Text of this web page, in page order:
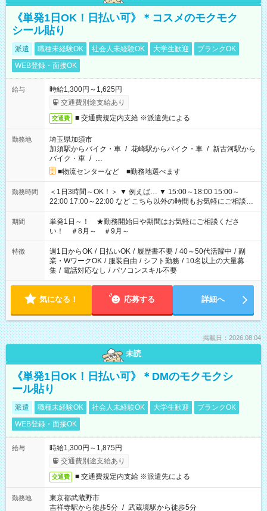
《単発1日OK！日払い可》＊コスメのモクモク
シール貼り
派遣 職種未経験OK 社会人未経験OK 大学生歓迎
ブランクOK
WEB登録・面接OK
給与
時給1,300円～1,625円
交通費別途支給あり
交通費 ■ 交通費規定内支給 ※派遣先による
勤務地
埼玉県加須市
加須駅からバイク・車 / 花崎駅からバイク・車 / 新古河駅から
バイク・車 / …
■物流センターなど ■勤務地選べます
勤務時間
＜1日3時間～OK！＞ ▼ 例えば… ▼ 15:00～18:00 15:00～
22:00 17:00～22:00 など こちら以外の時間もお気軽にご相談く
ださい！
期間
単発1日～！ ★勤務開始日や期間はお気軽にご相談くださ
い！ ＃8月～ ＃9月～
特徴 週1日からOK / 日払いOK / 履歴書不要 / 40～50代活躍中 / 副
業・WワークOK / 服装自由 / シフト勤務 / 10名以上の大量募
集 / 電話対応なし / パソコンスキル不要
気になる！ 応募する 詳細へ
掲載日：2026.08.04
未読
《単発1日OK！日払い可》＊DMのモクモクシ
ール貼り
派遣 職種未経験OK 社会人未経験OK 大学生歓迎
ブランクOK
WEB登録・面接OK
給与
時給1,300円～1,875円
交通費別途支給あり
交通費 ■ 交通費規定内支給 ※派遣先による
勤務地
東京都武蔵野市
吉祥寺駅から徒歩5分 / 武蔵境駅から徒歩5分